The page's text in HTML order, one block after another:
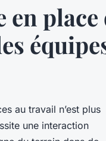
place
au travail n’est plus
une interaction